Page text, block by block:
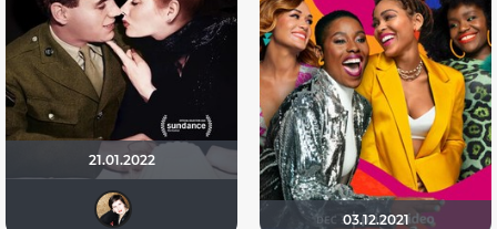
21.01.2022
NatellaVB
03.12.2021